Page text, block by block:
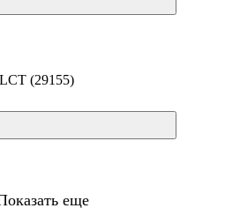
(29155)
еще